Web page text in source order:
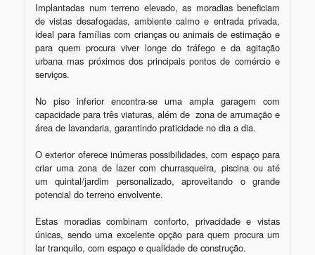
Implantadas num terreno elevado, as moradias beneficiam
de vistas desafogadas, ambiente calmo e entrada privada,
ideal para famílias com crianças ou animais de estimação e
para quem procura viver longe do tráfego e da agitação
urbana mas próximos dos principais pontos de comércio e
serviços.
No piso inferior encontra-se uma ampla garagem com
capacidade para três viaturas, além de  zona de arrumação e
área de lavandaria, garantindo praticidade no dia a dia.
O exterior oferece inúmeras possibilidades, com espaço para
criar uma zona de lazer com churrasqueira, piscina ou até
um quintal/jardim personalizado, aproveitando o grande
potencial do terreno envolvente.
Estas moradias combinam conforto, privacidade e vistas
únicas, sendo uma excelente opção para quem procura um
lar tranquilo, com espaço e qualidade de construção.